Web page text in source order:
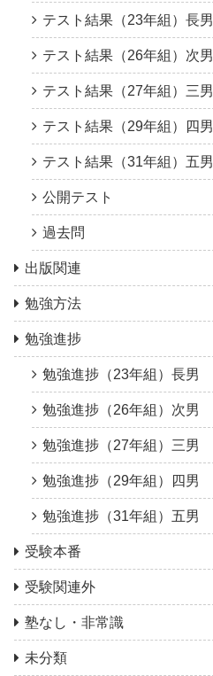
テスト結果（23年組）長男
テスト結果（26年組）次男
テスト結果（27年組）三男
テスト結果（29年組）四男
テスト結果（31年組）五男
公開テスト
過去問
出版関連
勉強方法
勉強進捗
勉強進捗（23年組）長男
勉強進捗（26年組）次男
勉強進捗（27年組）三男
勉強進捗（29年組）四男
勉強進捗（31年組）五男
受験本番
受験関連外
塾なし・非常識
未分類